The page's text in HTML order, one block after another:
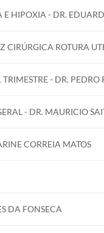
mundial.
também uma
HIPOXIA - DR.
CIRÚRGICA ROTURA
- DR. PEDRO
- DR. MAURICIO
CORREIA MATOS
DA FONSECA